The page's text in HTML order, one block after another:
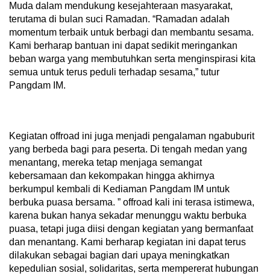
Muda dalam mendukung kesejahteraan masyarakat,
terutama di bulan suci Ramadan. “Ramadan adalah
momentum terbaik untuk berbagi dan membantu sesama.
Kami berharap bantuan ini dapat sedikit meringankan
beban warga yang membutuhkan serta menginspirasi kita
semua untuk terus peduli terhadap sesama,” tutur
Pangdam IM.
Kegiatan offroad ini juga menjadi pengalaman ngabuburit
yang berbeda bagi para peserta. Di tengah medan yang
menantang, mereka tetap menjaga semangat
kebersamaan dan kekompakan hingga akhirnya
berkumpul kembali di Kediaman Pangdam IM untuk
berbuka puasa bersama. ” offroad kali ini terasa istimewa,
karena bukan hanya sekadar menunggu waktu berbuka
puasa, tetapi juga diisi dengan kegiatan yang bermanfaat
dan menantang. Kami berharap kegiatan ini dapat terus
dilakukan sebagai bagian dari upaya meningkatkan
kepedulian sosial, solidaritas, serta mempererat hubungan